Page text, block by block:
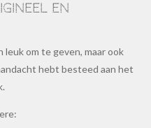
en
leuk om te geven, maar ook
hebt besteed aan het